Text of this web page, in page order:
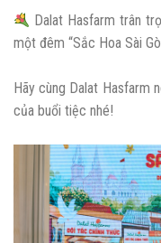
Dalat Hasfarm trân
một đêm “Sắc Hoa Sài
Hãy cùng Dalat Hasfarm
của buổi tiệc nhé!